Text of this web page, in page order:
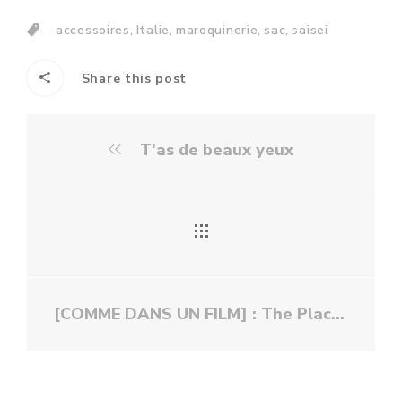
accessoires, Italie, maroquinerie, sac, saisei
Share this post
T'as de beaux yeux
[COMME DANS UN FILM] : The Place Beyond the Pines